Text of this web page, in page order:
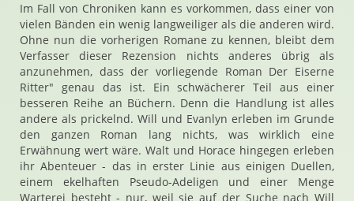
Im Fall von Chroniken kann es vorkommen, dass einer von
vielen Bänden ein wenig langweiliger als die anderen wird.
Ohne nun die vorherigen Romane zu kennen, bleibt dem
Verfasser dieser Rezension nichts anderes übrig als
anzunehmen, dass der vorliegende Roman Der Eiserne
Ritter" genau das ist. Ein schwächerer Teil aus einer
besseren Reihe an Büchern. Denn die Handlung ist alles
andere als prickelnd. Will und Evanlyn erleben im Grunde
den ganzen Roman lang nichts, was wirklich eine
Erwähnung wert wäre. Walt und Horace hingegen erleben
ihr Abenteuer - das in erster Linie aus einigen Duellen,
einem ekelhaften Pseudo-Adeligen und einer Menge
Warterei besteht - nur, weil sie auf der Suche nach Will